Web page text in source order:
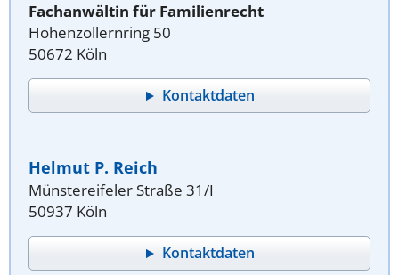
Fachanwältin für Familienrecht
Hohenzollernring 50
50672 Köln
Kontaktdaten
Helmut P. Reich
Münstereifeler Straße 31/I
50937 Köln
Kontaktdaten